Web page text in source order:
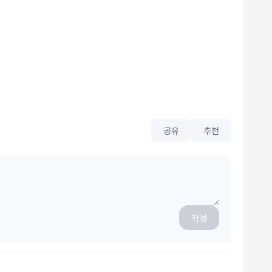
공유 추천
작성